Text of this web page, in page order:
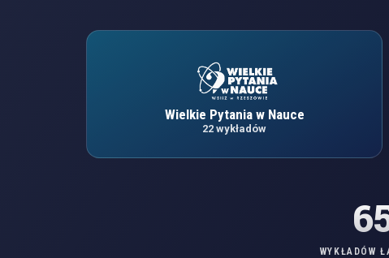
Wielkie Pytania w Nauce
22 wykładów
WYKŁADÓW